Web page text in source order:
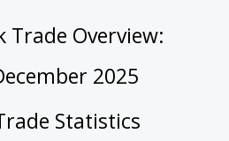
Trade Overview:
2025
Statistics